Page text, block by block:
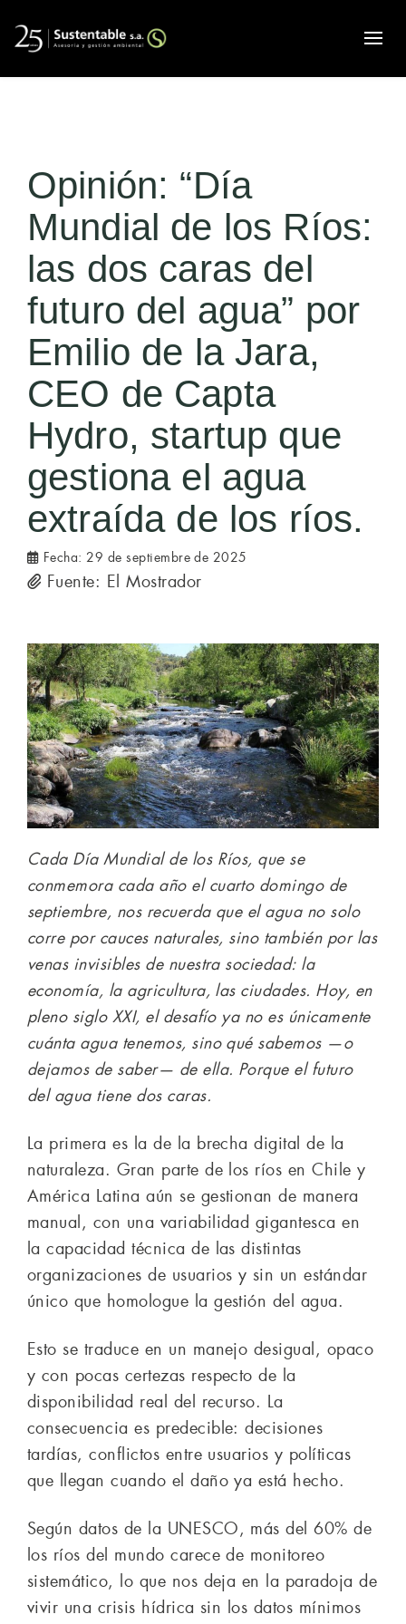
Opinión: “Día
Mundial de los Ríos:
las dos caras del
futuro del agua” por
Emilio de la Jara,
CEO de Capta
Hydro, startup que
gestiona el agua
extraída de los ríos.
Fecha: 29 de septiembre de 2025
Fuente: El Mostrador
Cada Día Mundial de los Ríos, que se
conmemora cada año el cuarto domingo de
septiembre, nos recuerda que el agua no solo
corre por cauces naturales, sino también por las
venas invisibles de nuestra sociedad: la
economía, la agricultura, las ciudades. Hoy, en
pleno siglo XXI, el desafío ya no es únicamente
cuánta agua tenemos, sino qué sabemos —o
dejamos de saber— de ella. Porque el futuro
del agua tiene dos caras.
La primera es la de la brecha digital de la
naturaleza. Gran parte de los ríos en Chile y
América Latina aún se gestionan de manera
manual, con una variabilidad gigantesca en
la capacidad técnica de las distintas
organizaciones de usuarios y sin un estándar
único que homologue la gestión del agua.
Esto se traduce en un manejo desigual, opaco
y con pocas certezas respecto de la
disponibilidad real del recurso. La
consecuencia es predecible: decisiones
tardías, conflictos entre usuarios y políticas
que llegan cuando el daño ya está hecho.
Según datos de la UNESCO, más del 60% de
los ríos del mundo carece de monitoreo
sistemático, lo que nos deja en la paradoja de
vivir una crisis hídrica sin los datos mínimos